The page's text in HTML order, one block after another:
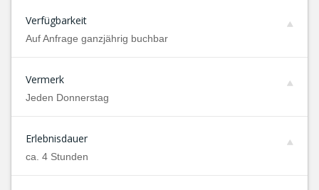
Verfügbarkeit
Auf Anfrage ganzjährig buchbar
Vermerk
Jeden Donnerstag
Erlebnisdauer
ca. 4 Stunden